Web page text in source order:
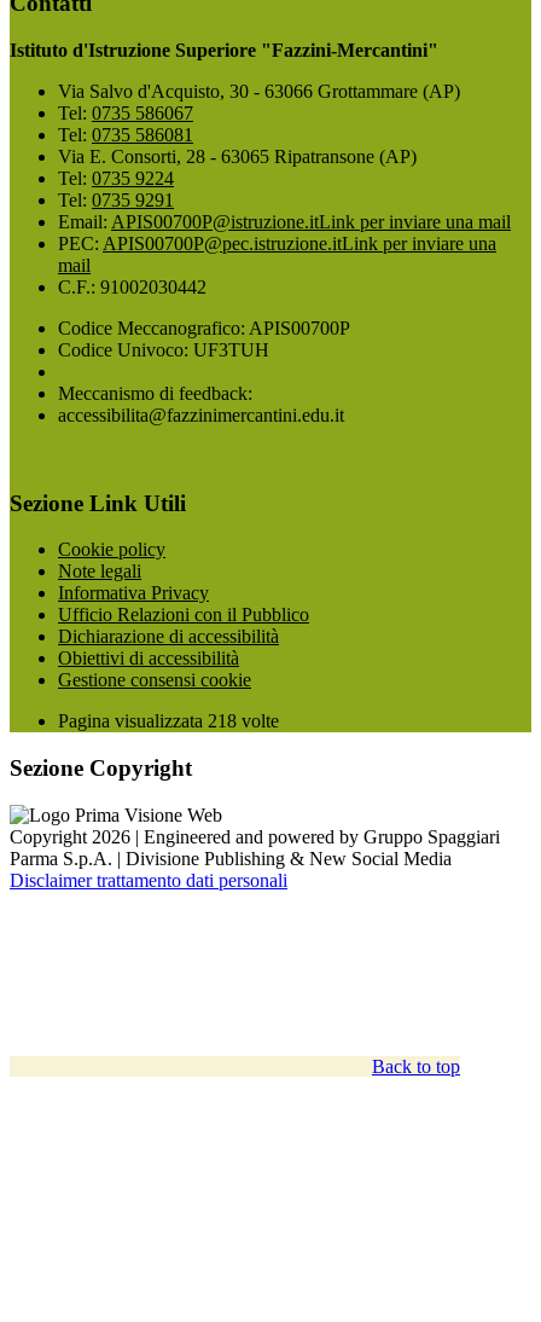
Istituto d'Istruzione Superiore "Fazzini-Mercantini"
Via Salvo d'Acquisto, 30 - 63066 Grottammare (AP)
Tel: 0735 586067
Tel: 0735 586081
Via E. Consorti, 28 - 63065 Ripatransone (AP)
Tel: 0735 9224
Tel: 0735 9291
Email: APIS00700P@istruzione.itLink per inviare una mail
PEC: APIS00700P@pec.istruzione.itLink per inviare una
mail
C.F.: 91002030442
Codice Meccanografico: APIS00700P
Codice Univoco: UF3TUH
Meccanismo di feedback:
accessibilita@fazzinimercantini.edu.it
Sezione Link Utili
Cookie policy
Note legali
Informativa Privacy
Ufficio Relazioni con il Pubblico
Dichiarazione di accessibilità
Obiettivi di accessibilità
Gestione consensi cookie
Pagina visualizzata 218 volte
Sezione Copyright
Copyright 2026 | Engineered and powered by Gruppo Spaggiari
Parma S.p.A. | Divisione Publishing & New Social Media
Disclaimer trattamento dati personali
Back to top